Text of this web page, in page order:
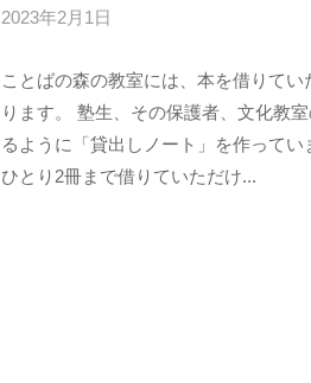
u
e
2023年2月1日
k
o
t
o
ことばの森の教室には、本を借りて
ります。 塾生、その保護者、文化教
るように「貸出しノート」を作って
ひとり2冊まで借りていただけ...